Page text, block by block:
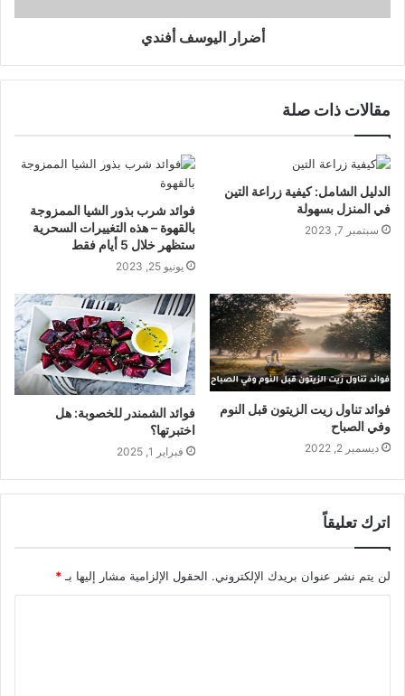
أضرار اليوسف أفندي
مقالات ذات صلة
الدليل الشامل: كيفية زراعة التين
في المنزل بسهولة
سبتمبر 7, 2023
فوائد شرب بذور الشيا الممزوجة
بالقهوة – هذه التغييرات السحرية
ستظهر خلال 5 أيام فقط
يونيو 25, 2023
فوائد تناول زيت الزيتون قبل النوم
وفي الصباح
ديسمبر 2, 2022
فوائد الشمندر للخصوبة: هل
اختبرتها؟
فبراير 1, 2025
اترك تعليقاً
لن يتم نشر عنوان بريدك الإلكتروني. الحقول الإلزامية مشار إليها بـ*